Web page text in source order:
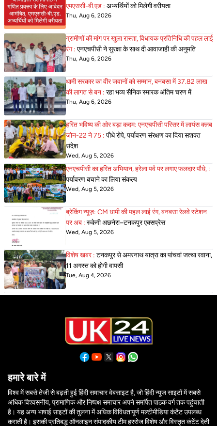
एमएससी-बी.एड : अभ्यर्थियों को मिलेगी वरीयता
Thu, Aug 6, 2026
ग्रामीणों की मांग पर खुला रास्ता, विधायक प्रतिनिधि की पहल लाई
रंग : एनएचपीसी ने सुरक्षा के साथ दी आवाजाही की अनुमति
Thu, Aug 6, 2026
धामी सरकार का वीर जवानों को सम्मान, बनबसा में 37.82 लाख
की लागत से बन : रहा भव्य सैनिक स्मारक अंतिम चरण में
Thu, Aug 6, 2026
हरित भविष्य की ओर बड़ा कदम: एनएचपीसी परिसर में लायंस क्लब
जोन-22 ने 75 : पौधे रोपे, पर्यावरण संरक्षण का दिया सशक्त
संदेश
Wed, Aug 5, 2026
एनएचपीसी का हरित अभियान, हरेला पर्व पर लगाए फलदार पौधे, :
पर्यावरण बचाने का लिया संकल्प
Wed, Aug 5, 2026
ब्रेकिंग न्यूज़: CM धामी की पहल लाई रंग, बनबसा रेलवे स्टेशन
पर अब : रुकेगी अछनेरा–टनकपुर एक्सप्रेस
Wed, Aug 5, 2026
विशेष खबर : टनकपुर से अमरनाथ यात्रा का पांचवां जत्था रवाना,
11 अगस्त को होगी वापसी
Tue, Aug 4, 2026
हमारे बारे में
विश्व में सबसे तेजी से बढ़ती हुई हिंदी समाचार वेबसाइट है, जो हिंदी न्यूज साइटों में सबसे
अधिक विश्वसनीय, प्रामाणिक और निष्पक्ष समाचार अपने समर्पित पाठक वर्ग तक पहुंचाती
है। यह अन्य भाषाई साइटों की तुलना में अधिक विविधतापूर्ण मल्टीमीडिया कंटेंट उपलब्ध
कराती है। इसकी प्रतिबद्ध ऑनलाइन संपादकीय टीम हररोज विशेष और विस्तृत कंटेंट देती